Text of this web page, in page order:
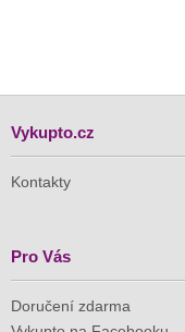
Vykupto.cz
Kontakty
Pro Vás
Doručení zdarma